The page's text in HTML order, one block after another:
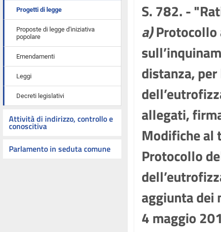
Progetti di legge
Proposte di legge d'iniziativa
popolare
Emendamenti
Leggi
Decreti legislativi
Attività di indirizzo, controllo e
conoscitiva
Parlamento in seduta comune
S. 782. -
a)Protocollo
distanza,
allegati,
Modifiche al
Protocollo
aggiunta dei
4 maggio